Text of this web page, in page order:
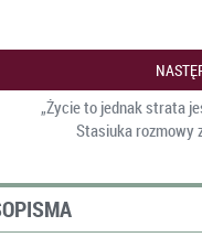
„Życie to jednak strata
Stasiuka rozmowy